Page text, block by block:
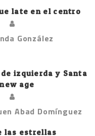
late en el centro
González
izquierda y Santa
age
Abad Domínguez
las estrellas